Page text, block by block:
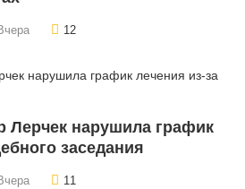
12
Лерчек нарушила график
заседания
11